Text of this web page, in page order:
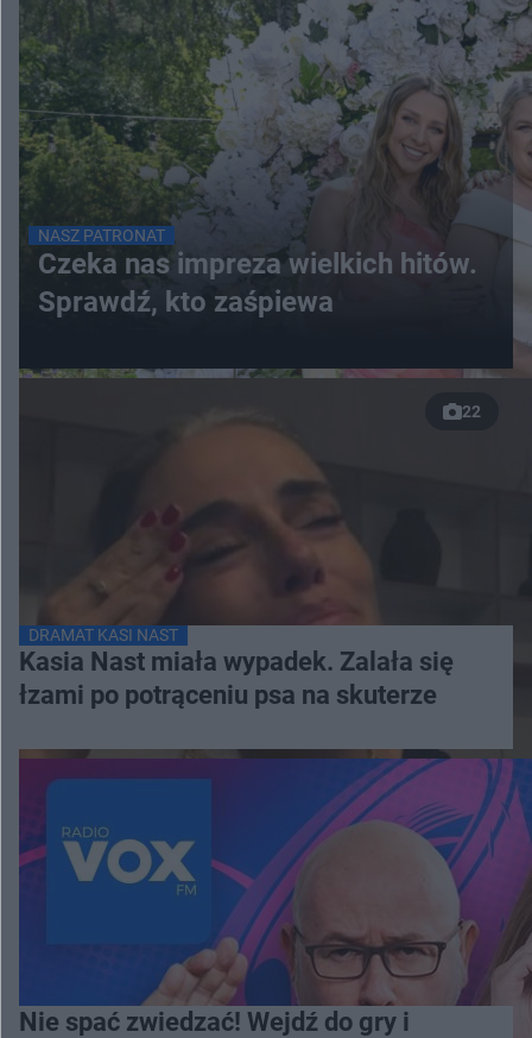
NASZ PATRONAT
Czeka nas impreza wielkich hitów.
Sprawdź, kto zaśpiewa
22
DRAMAT KASI NAST
Kasia Nast miała wypadek. Zalała się
łzami po potrąceniu psa na skuterze
Nie spać zwiedzać! Wejdź do gry i